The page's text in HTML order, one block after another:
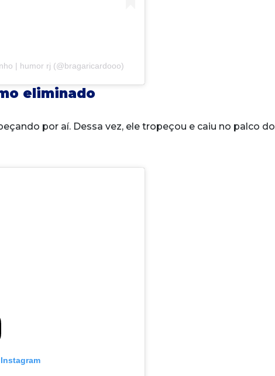
| humor rj (@bragaricardooo)
eliminado
por aí. Dessa vez, ele tropeçou e caiu no palco do